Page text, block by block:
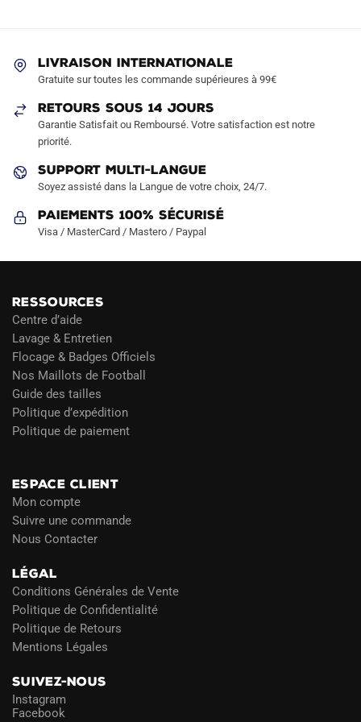
choisies
la
page
produit
page
LIVRAISON INTERNATIONALE
Gratuite sur toutes les commande supérieures à 99€
RETOURS SOUS 14 JOURS
Garantie Satisfait ou Remboursé. Votre satisfaction est notre
priorité.
SUPPORT MULTI-LANGUE
Soyez assisté dans la Langue de votre choix, 24/7.
Paiements 100% Sécurisé
Visa / MasterCard / Mastero / Paypal
RESSOURCES
Centre d’aide
Lavage & Entretien
Flocage & Badges Officiels
Nos Maillots de Football
Guide des tailles
Politique d’expédition
Politique de paiement
ESPACE CLIENT
Mon compte
Suivre une commande
Nous Contacter
LÉGAL
Conditions Générales de Vente
Politique de Confidentialité
Politique de Retours
Mentions Légales
SUIVEZ-NOUS
Instagram
Facebook